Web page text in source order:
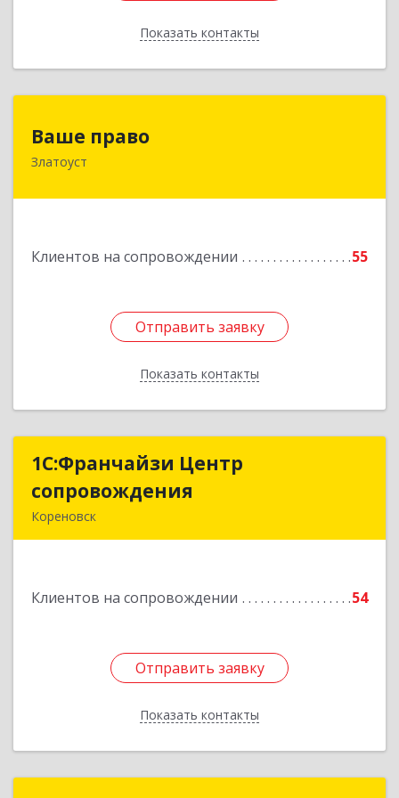
Показать контакты
Назад
Ваше право
Златоуст
Клиентов на сопровождении 55
Отправить заявку
Показать контакты
Отправить заявку
Назад
1С:Франчайзи Центр
сопровождения
Кореновск
Клиентов на сопровождении 54
Отправить заявку
Показать контакты
1С:Франчайзи Центр
Отправить заявку
Назад